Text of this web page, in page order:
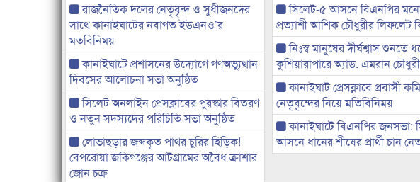
রাজনৈতিক দলের নেতৃবৃন্দ ও সুধীজনদের
সাথে কানাইঘাটের নবাগত ইউএনও’র
মতবিনিময়
কানাইঘাটে প্রশাসনের উদ্যোগে গণঅভ্যুত্থান
দিবসের আলোচনা সভা অনুষ্ঠিত
সিলেট অনলাইন প্রেসক্লাবের পুরস্কার বিতরণ
ও নতুন সদস্যদের পরিচিতি সভা অনুষ্ঠিত
লোভাছড়ার জব্দকৃত পাথর চুরির হিড়িক!
বেপরোয়া জকিগঞ্জের আটগ্রামের অবৈধ ক্রাশার
জোন চক্র
সিলেট-৫ আসনে বিএনপির
প্রত্যাশী আশিক চৌধুরীর লিফলেট
নিঃস্ব মানুষের দীর্ঘশ্বাস শুনতে
কুশিয়ারাপারে অ্যাড. এমরান চৌধুরী
কানাইঘাট প্রেসক্লাবে প্রবাসী
নেতৃবৃন্দের নিয়ে মতিবিনিময়
কানাইঘাটে বিএনপির জনসভা:
আসনে ধানের শীষের প্রার্থী চান